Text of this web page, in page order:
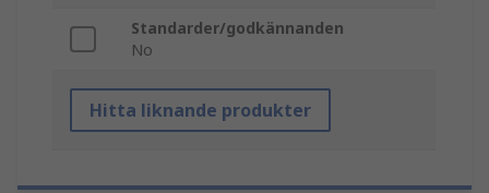
Standarder/godkännanden
No
Hitta liknande produkter